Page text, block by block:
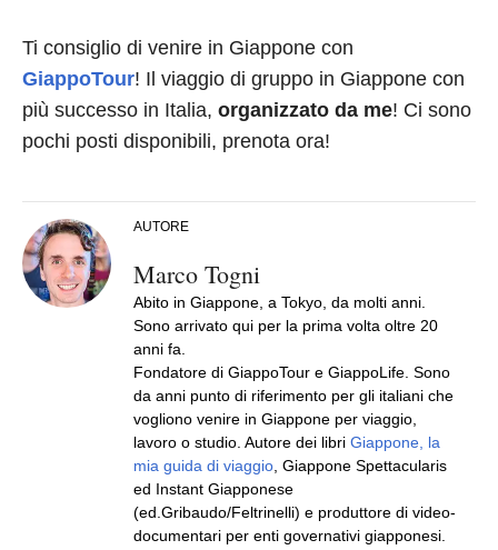
Ti consiglio di venire in Giappone con
GiappoTour! Il viaggio di gruppo in Giappone con
più successo in Italia, organizzato da me! Ci sono
pochi posti disponibili, prenota ora!
AUTORE
Marco Togni
Abito in Giappone, a Tokyo, da molti anni.
Sono arrivato qui per la prima volta oltre 20
anni fa.
Fondatore di GiappoTour e GiappoLife. Sono
da anni punto di riferimento per gli italiani che
vogliono venire in Giappone per viaggio,
lavoro o studio. Autore dei libri Giappone, la
mia guida di viaggio , Giappone Spettacularis
ed Instant Giapponese
(ed.Gribaudo/Feltrinelli) e produttore di video-
documentari per enti governativi giapponesi.